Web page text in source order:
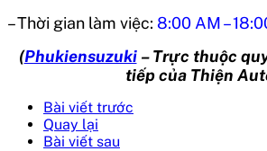
– Thời gian làm việc: 8:00 AM –
(Phukiensuzuki– Trực thuộc
tiếp của Thiện
Bài viết trước
Quay lại
Bài viết sau